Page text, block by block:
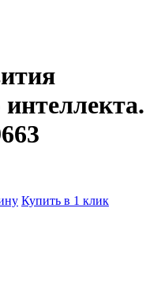
Купить в 1 клик